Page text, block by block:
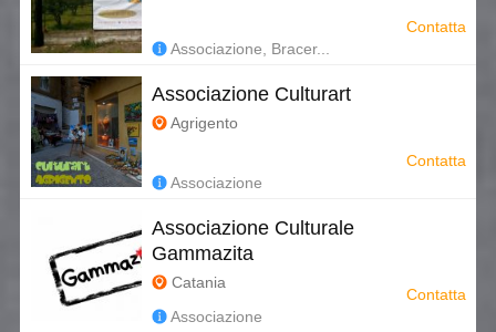
Associazione, Bracer...
Contatta
Associazione Culturart
Agrigento
Associazione
Contatta
Associazione Culturale
Gammazita
Catania
Associazione
Contatta